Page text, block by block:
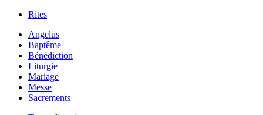
Rites
Angelus
Baptême
Bénédiction
Liturgie
Mariage
Messe
Sacrements